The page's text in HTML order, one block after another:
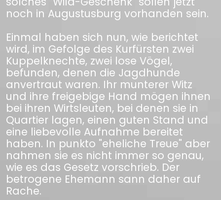
noch in Augustusburg vorhanden sein.
Einmal haben sich nun, wie berichtet
wird, im Gefolge des Kurfürsten zwei
Kuppelknechte, zwei lose Vögel,
befunden, denen die Jagdhunde
anvertraut waren. Ihr munterer Witz
und ihre freigebige Hand mögen ihnen
bei ihren Wirtsleuten, bei denen sie in
Quartier lagen, einen guten Stand und
eine liebevolle Aufnahme bereitet
haben. In punkto "eheliche Treue" aber
nahmen sie es nicht immer so genau,
wie es das Gesetz vorschrieb. Der
betrogene Ehemann sann daher auf
Rache.